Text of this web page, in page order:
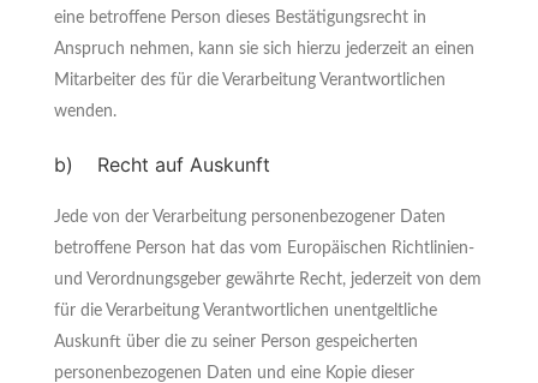
eine betroffene Person dieses Bestätigungsrecht in
Anspruch nehmen, kann sie sich hierzu jederzeit an einen
Mitarbeiter des für die Verarbeitung Verantwortlichen
wenden.
b) Recht auf Auskunft
Jede von der Verarbeitung personenbezogener Daten
betroffene Person hat das vom Europäischen Richtlinien-
und Verordnungsgeber gewährte Recht, jederzeit von dem
für die Verarbeitung Verantwortlichen unentgeltliche
Auskunft über die zu seiner Person gespeicherten
personenbezogenen Daten und eine Kopie dieser